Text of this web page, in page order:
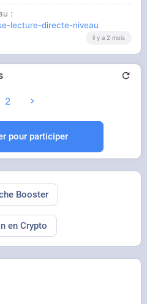
:
lecture-directe-niveau
il y a 2 mois
2
pour participer
Booster
en Crypto